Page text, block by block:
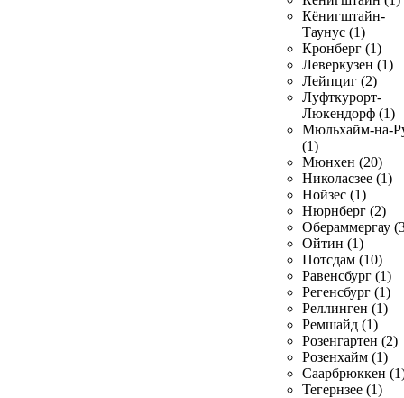
Кёнигштайн-
Таунус (1)
Кронберг (1)
Леверкузен (1)
Лейпциг (2)
Луфткурорт-
Люкендорф (1)
Мюльхайм-на-
(1)
Мюнхен (20)
Николасзее (1)
Нойзес (1)
Нюрнберг (2)
Обераммергау
Ойтин (1)
Потсдам (10)
Равенсбург (1)
Регенсбург (1)
Реллинген (1)
Ремшайд (1)
Розенгартен (2)
Розенхайм (1)
Саарбрюккен
Тегернзее (1)